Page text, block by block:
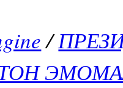
/